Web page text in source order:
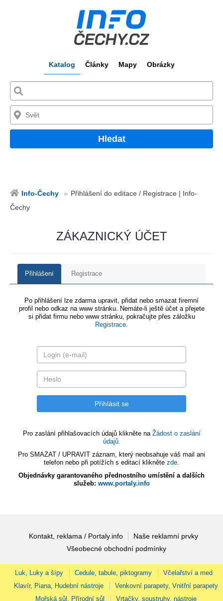
Katalog Články Mapy Obrázky
Hledat
Info-Čechy
Přihlášení do editace / Registrace | Info-
Čechy
ZÁKAZNICKÝ ÚČET
Přihlášení Registrace
Po přihlášení lze zdarma upravit, přidat nebo smazat firemní
profil nebo odkaz na www stránku. Nemáte-li ještě účet a přejete
si přidat firmu nebo www stránku, pokračujte přes záložku
Registrace.
Pro zaslání přihlašovacích údajů klikněte na Žádost o zaslání
údajů.
Pro SMAZAT / UPRAVIT záznam, který neobsahuje váš mail ani
telefon nebo při potížích s editací klikněte zde.
Objednávky garantovaného přednostního umístění a dalších
služeb: www.portaly.info
Kontakt, reklama / Portaly.info
Naše reklamní prvky
Všeobecné obchodní podmínky
Luk, Luky a šípy Cedule, tabule, piktogramy
Včelařství a med
Klavír, Piana, Hudební nástroje
Venkovní parapety, Vnitřní parapety
Mořská sůl, Přírodní sůl
Vrtačky, soustruhy, nástroje